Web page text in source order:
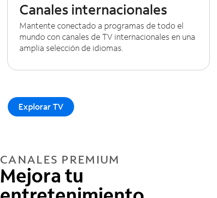
Canales internacionales
Mantente conectado a programas de todo el
mundo con canales de TV internacionales en una
amplia selección de idiomas.
Explorar TV
CANALES PREMIUM
Mejora tu